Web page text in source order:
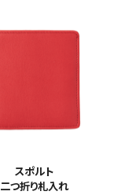
スポルト
二つ折り札入れ